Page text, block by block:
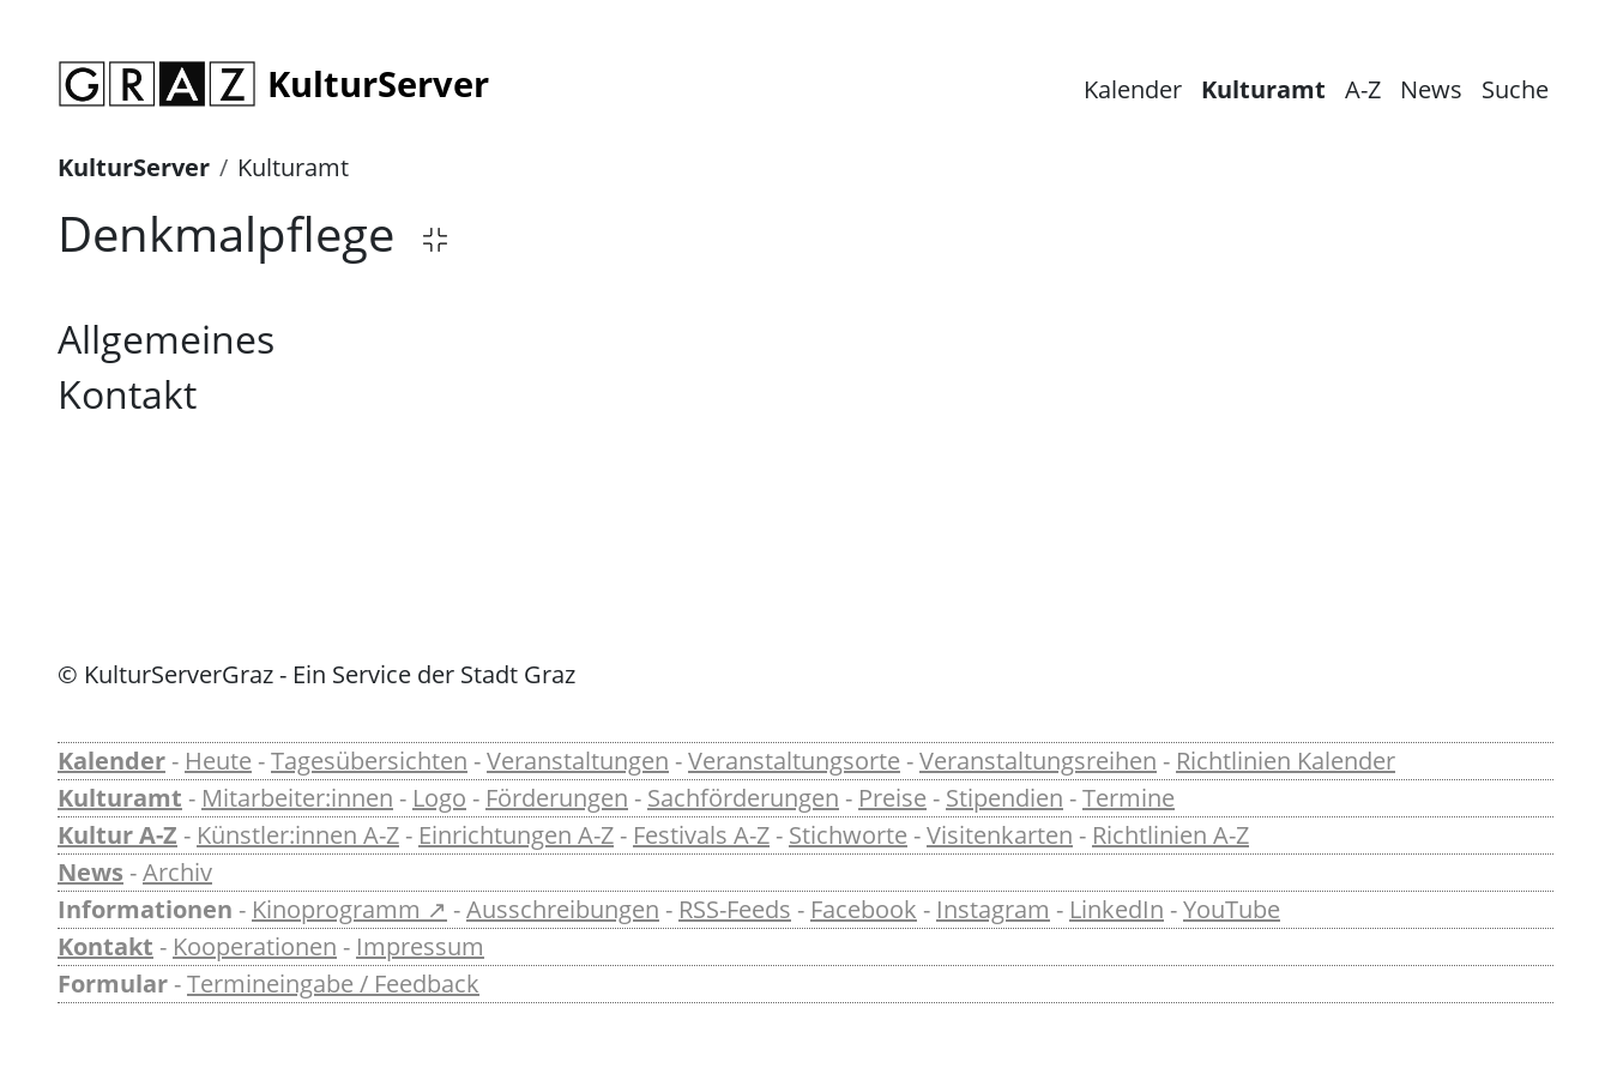
KulturServer Kalender Kulturamt A-Z News Suche
KulturServer Kulturamt
Denkmalpflege
Allgemeines
Kontakt
© KulturServerGraz - Ein Service der Stadt Graz
Kalender - Heute -Tagesübersichten -Veranstaltungen -Veranstaltungsorte -Veranstaltungsreihen - Richtlinien Kalender
Kulturamt - Mitarbeiter:innen - Logo - Förderungen - Sachförderungen - Preise - Stipendien -Termine
Kultur A-Z - Künstler:innen A-Z - Einrichtungen A-Z - Festivals A-Z - Stichworte -Visitenkarten - Richtlinien A-Z
News -Archiv
Informationen - Kinoprogramm ↗ -Ausschreibungen - RSS-Feeds - Facebook - Instagram - LinkedIn -YouTube
Kontakt - Kooperationen - Impressum
Formular -Termineingabe / Feedback